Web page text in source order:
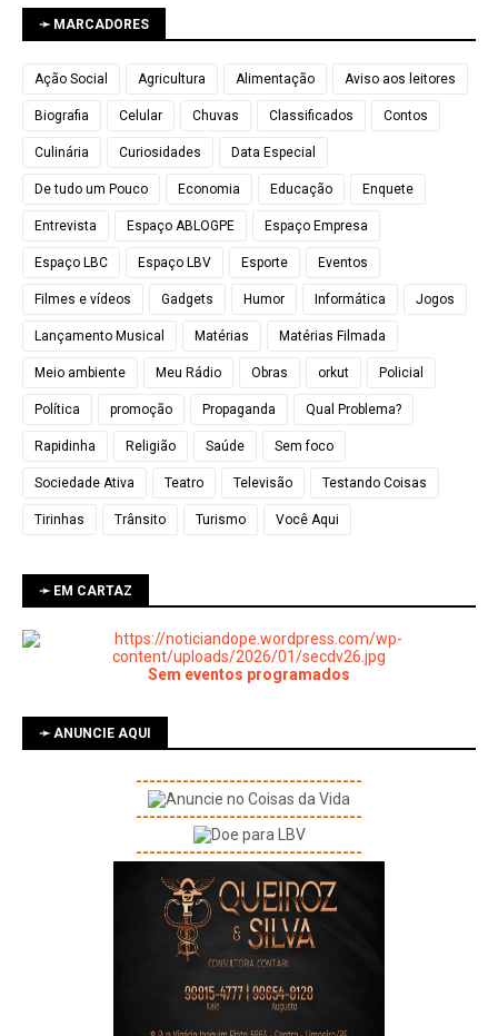
➛ MARCADORES
Ação Social Agricultura Alimentação Aviso aos leitores
Biografia Celular Chuvas Classificados Contos
Culinária Curiosidades Data Especial
De tudo um Pouco Economia Educação Enquete
Entrevista Espaço ABLOGPE Espaço Empresa
Espaço LBC Espaço LBV Esporte Eventos
Filmes e vídeos Gadgets Humor Informática Jogos
Lançamento Musical Matérias Matérias Filmada
Meio ambiente Meu Rádio Obras orkut Policial
Política promoção Propaganda Qual Problema?
Rapidinha Religião Saúde Sem foco
Sociedade Ativa Teatro Televisão Testando Coisas
Tirinhas Trânsito Turismo Você Aqui
➛ EM CARTAZ
Sem eventos programados
➛ ANUNCIE AQUI
----------------------------------
----------------------------------
----------------------------------